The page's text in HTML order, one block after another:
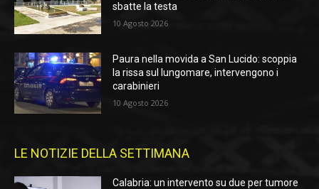
sbatte la testa
10 Agosto 2026
Paura nella movida a San Lucido: scoppia
la rissa sul lungomare, intervengono i
carabinieri
10 Agosto 2026
LE NOTIZIE DELLA SETTIMANA
Calabria: un intervento su due per tumore